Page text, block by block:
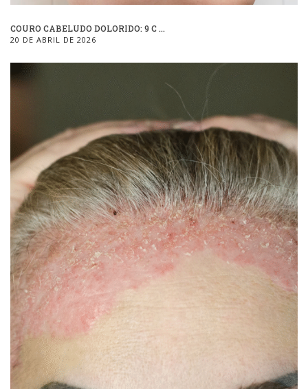
COURO CABELUDO DOLORIDO: 9 C ...
20 DE ABRIL DE 2026